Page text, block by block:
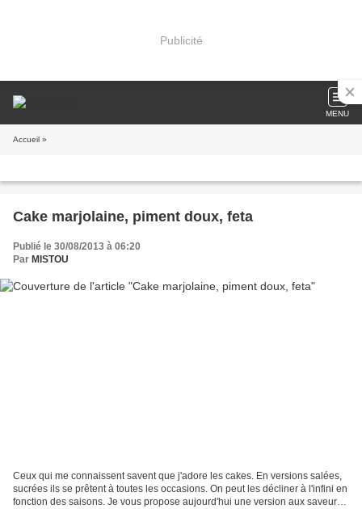
Publicité
MENU
Accueil »
Cake marjolaine, piment doux, feta
Publié le 30/08/2013 à 06:20
Par MISTOU
Ceux qui me connaissent savent que j'adore les cakes. En versions salées,
sucrées ils se prêtent à toutes les occasions. On peut les décliner à l'infini en
fonction des saisons. Je vous propose aujourd'hui une version aux saveurs